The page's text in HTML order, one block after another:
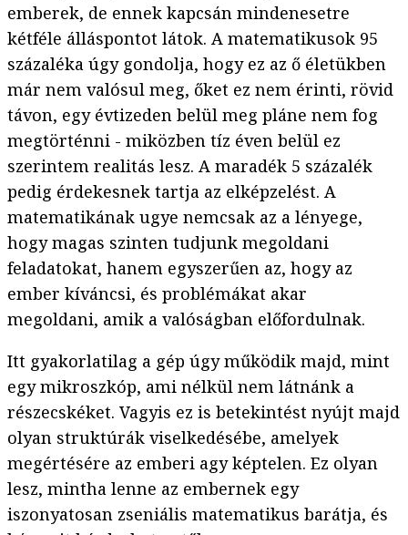
emberek, de ennek kapcsán mindenesetre
kétféle álláspontot látok. A matematikusok 95
százaléka úgy gondolja, hogy ez az ő életükben
már nem valósul meg, őket ez nem érinti, rövid
távon, egy évtizeden belül meg pláne nem fog
megtörténni - miközben tíz éven belül ez
szerintem realitás lesz. A maradék 5 százalék
pedig érdekesnek tartja az elképzelést. A
matematikának ugye nemcsak az a lényege,
hogy magas szinten tudjunk megoldani
feladatokat, hanem egyszerűen az, hogy az
ember kíváncsi, és problémákat akar
megoldani, amik a valóságban előfordulnak.
Itt gyakorlatilag a gép úgy működik majd, mint
egy mikroszkóp, ami nélkül nem látnánk a
részecskéket. Vagyis ez is betekintést nyújt majd
olyan struktúrák viselkedésébe, amelyek
megértésére az emberi agy képtelen. Ez olyan
lesz, mintha lenne az embernek egy
iszonyatosan zseniális matematikus barátja, és